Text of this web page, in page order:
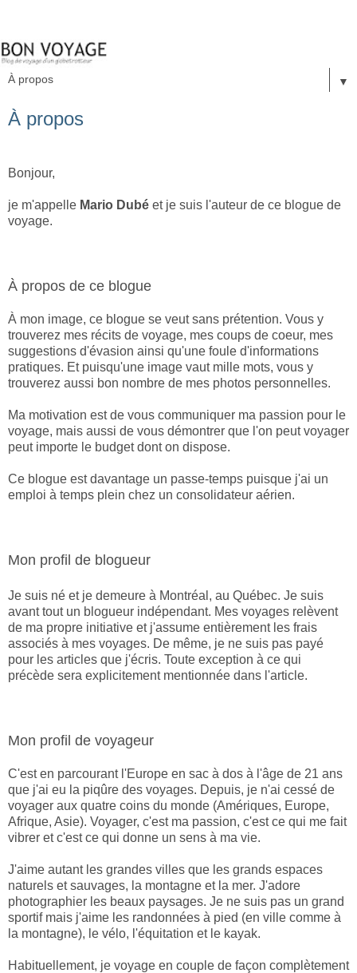
▼
À propos
Bonjour,
je m'appelle Mario Dubé et je suis l'auteur de ce blogue de
voyage.
À propos de ce blogue
À mon image, ce blogue se veut sans prétention. Vous y
trouverez mes récits de voyage, mes coups de coeur, mes
suggestions d'évasion ainsi qu'une foule d'informations
pratiques. Et puisqu'une image vaut mille mots, vous y
trouverez aussi bon nombre de mes photos personnelles.
Ma motivation est de vous communiquer ma passion pour le
voyage, mais aussi de vous démontrer que l'on peut voyager
peut importe le budget dont on dispose.
Ce blogue est davantage un passe-temps puisque j'ai un
emploi à temps plein chez un consolidateur aérien.
Mon profil de blogueur
Je suis né et je demeure à Montréal, au Québec. Je suis
avant tout un blogueur indépendant. Mes voyages relèvent
de ma propre initiative et j'assume entièrement les frais
associés à mes voyages. De même, je ne suis pas payé
pour les articles que j'écris. Toute exception à ce qui
précède sera explicitement mentionnée dans l'article.
Mon profil de voyageur
C'est en parcourant l'Europe en sac à dos à l'âge de 21 ans
que j'ai eu la piqûre des voyages. Depuis, je n'ai cessé de
voyager aux quatre coins du monde (Amériques, Europe,
Afrique, Asie). Voyager, c'est ma passion, c'est ce qui me fait
vibrer et c'est ce qui donne un sens à ma vie.
J'aime autant les grandes villes que les grands espaces
naturels et sauvages, la montagne et la mer. J'adore
photographier les beaux paysages. Je ne suis pas un grand
sportif mais j'aime les randonnées à pied (en ville comme à
la montagne), le vélo, l'équitation et le kayak.
Habituellement, je voyage en couple de façon complètement